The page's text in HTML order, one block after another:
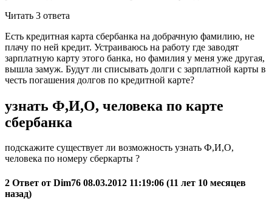
Читать 3 ответa
Есть кредитная карта сбербанка на добрачную фамилию, не
плачу по ней кредит. Устраиваюсь на работу где заводят
зарплатную карту этого банка, но фамилия у меня уже другая,
вышла замуж. Будут ли списывать долги с зарплатной карты в
честь погашения долгов по кредитной карте?
узнать Ф,И,О, человека по карте
сбербанка
подскажите существует ли возможность узнать Ф,И,О,
человека по номеру сберкарты ?
2 Ответ от Dim76 08.03.2012 11:19:06 (11 лет 10 месяцев
назад)